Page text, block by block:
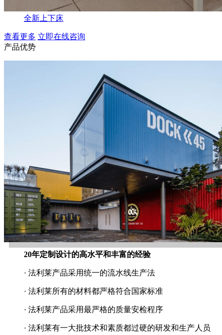
全新上下床
查看更多 立即在线咨询
产品优势
20年定制设计的高水平和丰富的经验
· 法利莱产品采用统一的流水线生产法
· 法利莱所有的材料都严格符合国家标准
· 法利莱产品采用最严格的质量安检程序
· 法利莱有一大批技术和素质都过硬的研发和生产人员